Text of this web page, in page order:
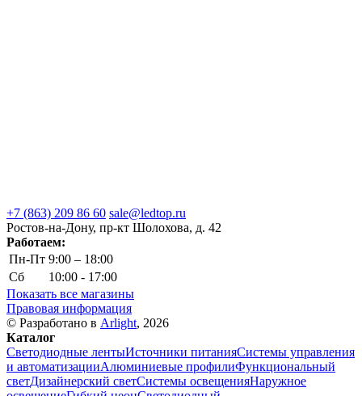
+7 (863) 209 86 60 sale@ledtop.ru
Ростов-на-Дону, пр-кт Шолохова, д. 42
Работаем:
Пн-Пт 9:00 – 18:00
Сб
10:00 - 17:00
Показать все магазины
Правовая информация
© Разработано в Arlight, 2026
Каталог
Светодиодные лентыИсточники питанияСистемы управления
и автоматизацииАлюминиевые профилиФункциональный
светДизайнерский светСистемы освещенияНаружное